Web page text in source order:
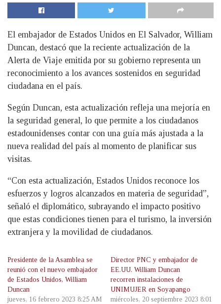
El embajador de Estados Unidos en El Salvador, William
Duncan, destacó que la reciente actualización de la
Alerta de Viaje emitida por su gobierno representa un
reconocimiento a los avances sostenidos en seguridad
ciudadana en el país.
Según Duncan, esta actualización refleja una mejoría en
la seguridad general, lo que permite a los ciudadanos
estadounidenses contar con una guía más ajustada a la
nueva realidad del país al momento de planificar sus
visitas.
“Con esta actualización, Estados Unidos reconoce los
esfuerzos y logros alcanzados en materia de seguridad”,
señaló el diplomático, subrayando el impacto positivo
que estas condiciones tienen para el turismo, la inversión
extranjera y la movilidad de ciudadanos.
Presidente de la Asamblea se
reunió con el nuevo embajador
de Estados Unidos, William
Duncan
jueves, 16 febrero 2023 8:25 AM
Director PNC y embajador de
EE.UU. William Duncan
recorren instalaciones de
UNIMUJER en Soyapango
miércoles, 20 septiembre 2023 8:01